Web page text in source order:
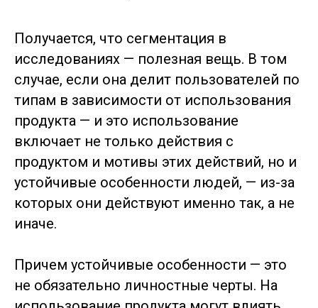
Получается, что сегментация в
исследованиях — полезная вещь. В том
случае, если она делит пользователей по
типам в зависимости от использования
продукта — и это использование
включает не только действия с
продуктом и мотивы этих действий, но и
устойчивые особенности людей, — из-за
которых они действуют именно так, а не
иначе.
Причем устойчивые особенности — это
не обязательно личностные черты. На